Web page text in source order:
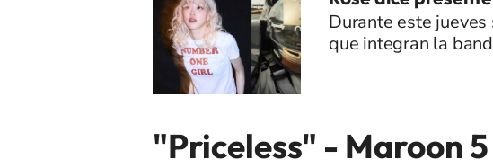
Durante este
que integran la
"Priceless" - Maroon